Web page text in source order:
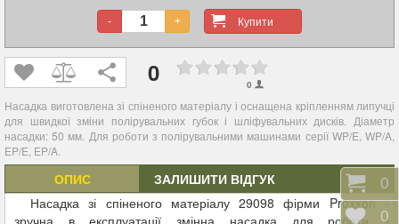
Купити
- +
0 0
Насадка виготовлена ​​зі спіненого матеріалу і оснащена кріпленням липучці
для швидкої зміни полірувальних губок і шліфувальних дисків. Діаметр
насадки: 50 мм. Для роботи з полірувальними машинами серії WP/E, WP/A,
EP/E, EP/A.
ОПИС
ЗАЛИШИТИ ВІДГУК
Насадка зі спіненого матеріалу 29098 фірми Proxxon -
зручна в експлуатації змінна насадка для роботи з
0
0